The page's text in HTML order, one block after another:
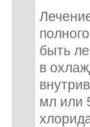
быть
в
мл или